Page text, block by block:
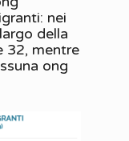
nei
della
32, mentre
ong